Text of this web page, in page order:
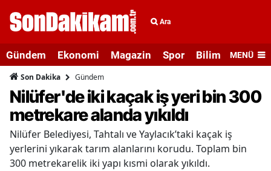
Ara
Gündem Ekonomi Magazin Spor Bilim veMENÜ
Son Dakika Gündem
Nilüfer'de iki kaçak iş yeri bin 300
metrekare alanda yıkıldı
Nilüfer Belediyesi, Tahtalı ve Yaylacık’taki kaçak iş
yerlerini yıkarak tarım alanlarını korudu. Toplam bin
300 metrekarelik iki yapı kısmi olarak yıkıldı.